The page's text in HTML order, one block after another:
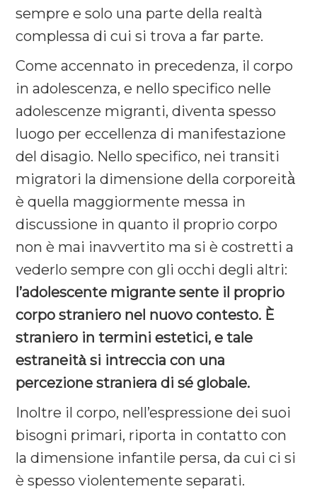
sempre e solo una parte della realtà
complessa di cui si trova a far parte.
Come accennato in precedenza, il corpo
in adolescenza, e nello specifico nelle
adolescenze migranti, diventa spesso
luogo per eccellenza di manifestazione
del disagio. Nello specifico, nei transiti
migratori la dimensione della corporeità̀
è quella maggiormente messa in
discussione in quanto il proprio corpo
non è mai inavvertito ma si è costretti a
vederlo sempre con gli occhi degli altri:
l’adolescente migrante sente il proprio
corpo straniero nel nuovo contesto. È
straniero in termini estetici, e tale
estraneità̀ si intreccia con una
percezione straniera di sé globale.
Inoltre il corpo, nell’espressione dei suoi
bisogni primari, riporta in contatto con
la dimensione infantile persa, da cui ci si
è spesso violentemente separati.